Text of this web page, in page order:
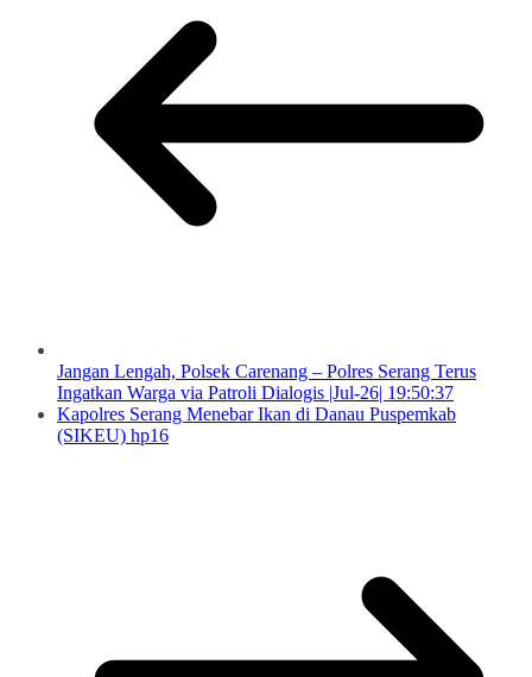
Jangan Lengah, Polsek Carenang – Polres Serang Terus
Ingatkan Warga via Patroli Dialogis |Jul-26| 19:50:37
Kapolres Serang Menebar Ikan di Danau Puspemkab
(SIKEU) hp16